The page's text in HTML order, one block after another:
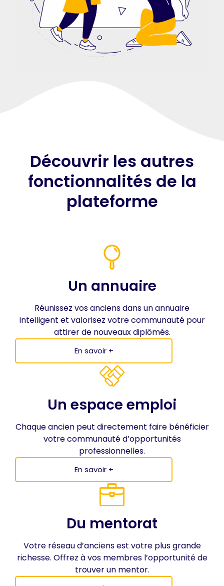
Découvrir les autres
fonctionnalités de la
plateforme
Un annuaire
Réunissez vos anciens dans un annuaire
intelligent et valorisez votre communauté pour
attirer de nouveaux diplômés.
En savoir +
Un espace emploi
Chaque ancien peut directement faire bénéficier
votre communauté d’opportunités
professionnelles.
En savoir +
Du mentorat
Votre réseau d’anciens est votre plus grande
richesse. Offrez à vos membres l’opportunité de
trouver un mentor.